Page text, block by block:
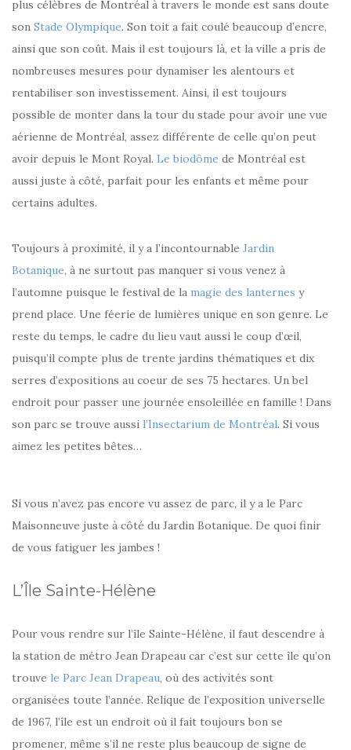
plus célèbres de Montréal à travers le monde est sans doute
son Stade Olympique. Son toit a fait coulé beaucoup d’encre,
ainsi que son coût. Mais il est toujours là, et la ville a pris de
nombreuses mesures pour dynamiser les alentours et
rentabiliser son investissement. Ainsi, il est toujours
possible de monter dans la tour du stade pour avoir une vue
aérienne de Montréal, assez différente de celle qu’on peut
avoir depuis le Mont Royal. Le biodôme de Montréal est
aussi juste à côté, parfait pour les enfants et même pour
certains adultes.
Toujours à proximité, il y a l’incontournable Jardin
Botanique, à ne surtout pas manquer si vous venez à
l’automne puisque le festival de la magie des lanternes y
prend place. Une féerie de lumières unique en son genre. Le
reste du temps, le cadre du lieu vaut aussi le coup d’œil,
puisqu’il compte plus de trente jardins thématiques et dix
serres d’expositions au coeur de ses 75 hectares. Un bel
endroit pour passer une journée ensoleillée en famille ! Dans
son parc se trouve aussi l’Insectarium de Montréal. Si vous
aimez les petites bêtes…
Si vous n’avez pas encore vu assez de parc, il y a le Parc
Maisonneuve juste à côté du Jardin Botanique. De quoi finir
de vous fatiguer les jambes !
L’Île Sainte-Hélène
Pour vous rendre sur l’île Sainte-Hélène, il faut descendre à
la station de métro Jean Drapeau car c’est sur cette île qu’on
trouve le Parc Jean Drapeau, où des activités sont
organisées toute l’année. Relique de l’exposition universelle
de 1967, l’île est un endroit où il fait toujours bon se
promener, même s’il ne reste plus beaucoup de signe de